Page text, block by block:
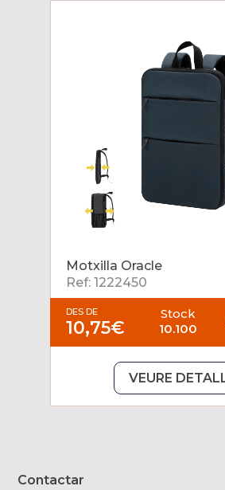
Motxilla Oracle
Ref: 1222450
DES DE
10,75€
Stock
10.100
VEURE
Contactar